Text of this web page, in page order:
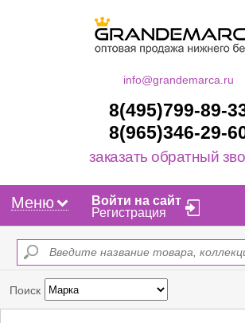
info@grandemarca.ru
8(495)799-89-
8(965)346-29-
заказать обратный
Меню
Войти на сайт
Регистрация
Поиск